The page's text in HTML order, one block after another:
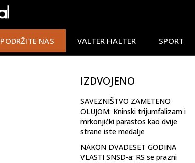
PODRŽITE NAS VALTER HALTER SPORT
IZDVOJENO
SAVEZNIŠTVO ZAMETENO
OLUJOM: Kninski trijumfalizam i
mrkonjićki parastos kao dvije
strane iste medalje
NAKON DVADESET GODINA
VLASTI SNSD-a: RS se prazni